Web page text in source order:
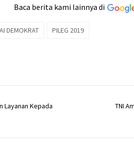
Baca berita kami lainnya di
DEMOKRAT PILEG 2019
Layanan Kepada
TNI